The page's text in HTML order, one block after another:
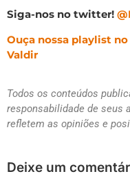
Siga-nos no twitter!
Ouça nossa playlist
Valdir
Todos os conteúdos
responsabilidade de seus
refletem as opiniões e
Deixe um